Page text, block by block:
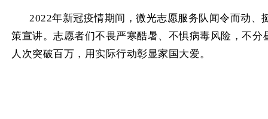
2022年新冠疫情期间，微光志愿服务队闻令而动
策宣讲。志愿者们不畏严寒酷暑、不惧病毒风险，不
人次突破百万，用实际行动彰显家国大爱。